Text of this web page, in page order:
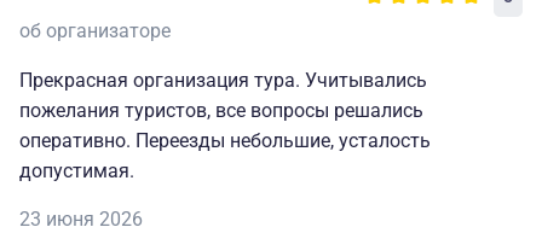
об организаторе
Прекрасная организация тура. Учитывались
пожелания туристов, все вопросы решались
оперативно. Переезды небольшие, усталость
допустимая.
23 июня 2026